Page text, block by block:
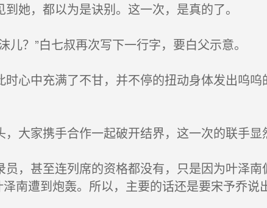
她，都以为是诀别。这一次，是真的了。
？”白七叔再次写下一行字，要白父示意。
心中充满了不甘，并不停的扭动身体发出呜
大家携手合作一起破开结界，这一次的联手显
，甚至连列席的资格都没有，只是因为叶泽
南遭到炮轰。所以，主要的话还是要宋予乔说